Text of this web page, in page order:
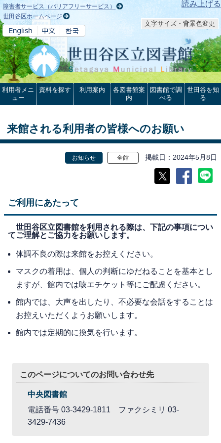
本文へ 読み上げる
障害者サービス（バリアフリーサービス）
世田谷区ホームページ
文字サイズ・背景色変更
利用者メニ
ュー
資料を探す 利用案内
各図書館案
内
図書館で調
べる
世田谷を知
る
来館される利用者の皆様へのお願い
お知らせ 全館 掲載日 2024年5月8日
ご利用にあたって
世田谷区立図書館を利用される際は、下記の事項につい
てご理解とご協力をお願いします。
体調不良の際は来館をお控えください。
マスクの着用は、個人の判断にゆだねることを基本とし
ますが、館内では咳エチケット等にご配慮ください。
館内では、大声を出したり、不必要な会話をすることは
お控えいただくようお願いします。
館内では定期的に換気を行います。
このページについてのお問い合わせ先
中央図書館
電話番号 03-3429-1811 ファクシミリ 03-
3429-7436